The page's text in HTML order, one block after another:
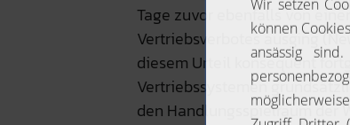
Tage zuvor ebenfalls von
Vertriebsverbotes ausging
diesem Urteil konsequent
Vertriebssystemen
den Handlungsspielraum der